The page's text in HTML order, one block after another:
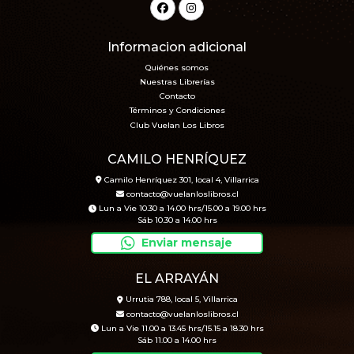
Informacion adicional
Quiénes somos
Nuestras Librerías
Contacto
Términos y Condiciones
Club Vuelan Los Libros
CAMILO HENRÍQUEZ
Camilo Henríquez 301, local 4, Villarrica
contacto@vuelanloslibros.cl
Lun a Vie 10.30 a 14.00 hrs/15.00 a 19.00 hrs
Sáb 10.30 a 14.00 hrs
Enviar mensaje
EL ARRAYÁN
Urrutia 788, local 5, Villarrica
contacto@vuelanloslibros.cl
Lun a Vie 11.00 a 13.45 hrs/15.15 a 18.30 hrs
Sáb 11.00 a 14.00 hrs